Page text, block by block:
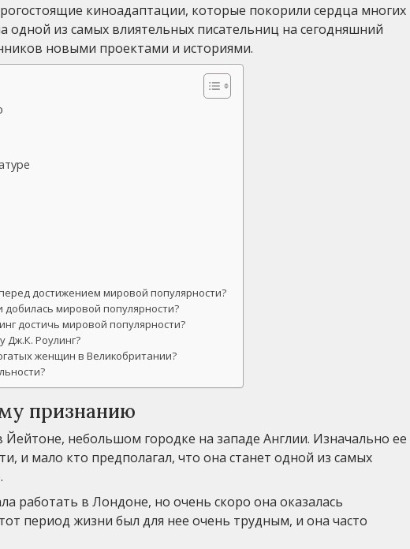
киноадаптации, которые покорили сердца многих
одной из самых влиятельных писательниц на сегодняшний
новыми проектами и историями.
достижением мировой популярности?
добилась мировой популярности?
достичь мировой популярности?
Дж.К. Роулинг?
женщин в Великобритании?
признанию
небольшом городке на западе Англии. Изначально ее
и мало кто предполагал, что она станет одной из самых
работать в Лондоне, но очень скоро она оказалась
период жизни был для нее очень трудным, и она часто